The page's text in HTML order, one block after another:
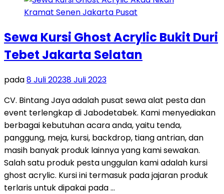
Sewa Kursi Ghost Acrylic Bukit Duri
Tebet Jakarta Selatan
pada8 Juli 20238 Juli 2023
CV. Bintang Jaya adalah pusat sewa alat pesta dan
event terlengkap di Jabodetabek. Kami menyediakan
berbagai kebutuhan acara anda, yaitu tenda,
panggung, meja, kursi, backdrop, tiang antrian, dan
masih banyak produk lainnya yang kami sewakan.
Salah satu produk pesta unggulan kami adalah kursi
ghost acrylic. Kursi ini termasuk pada jajaran produk
terlaris untuk dipakai pada …